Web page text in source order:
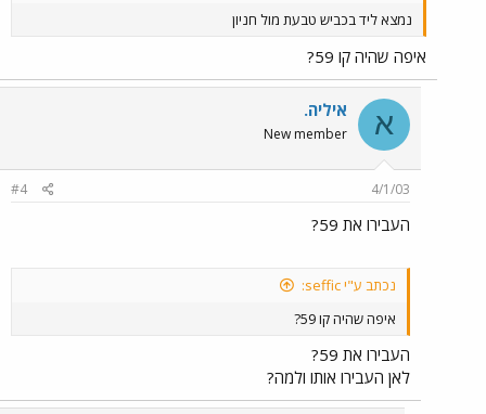
נמצא ליד בכביש טבעת מול חניון
איפה שהיה קו 59?
א איליה.
New member
4/1/03
#4
העבירו את 59?
נכתב ע"י seffic:
איפה שהיה קו 59?
העבירו את 59?
לאן העבירו אותו ולמה?